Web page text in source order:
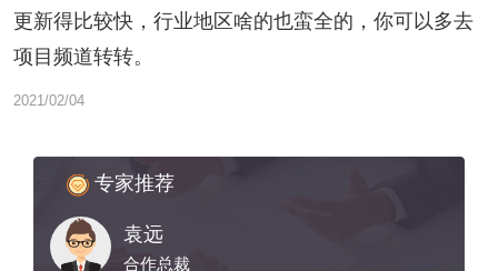
更新得比较快，行业地区啥的也蛮全的，你可以多去
项目频道转转。
2021/02/04
专家推荐
袁远
合作总裁